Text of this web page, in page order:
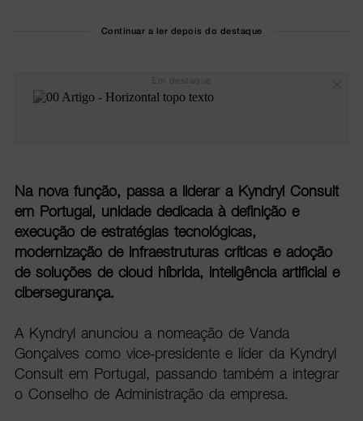
Continuar a ler depois do destaque
Na nova função, passa a liderar a Kyndryl Consult
em Portugal, unidade dedicada à definição e
execução de estratégias tecnológicas,
modernização de infraestruturas críticas e adoção
de soluções de cloud híbrida, inteligência artificial e
cibersegurança.
A Kyndryl anunciou a nomeação de Vanda
Gonçalves como vice-presidente e líder da Kyndryl
Consult em Portugal, passando também a integrar
o Conselho de Administração da empresa.